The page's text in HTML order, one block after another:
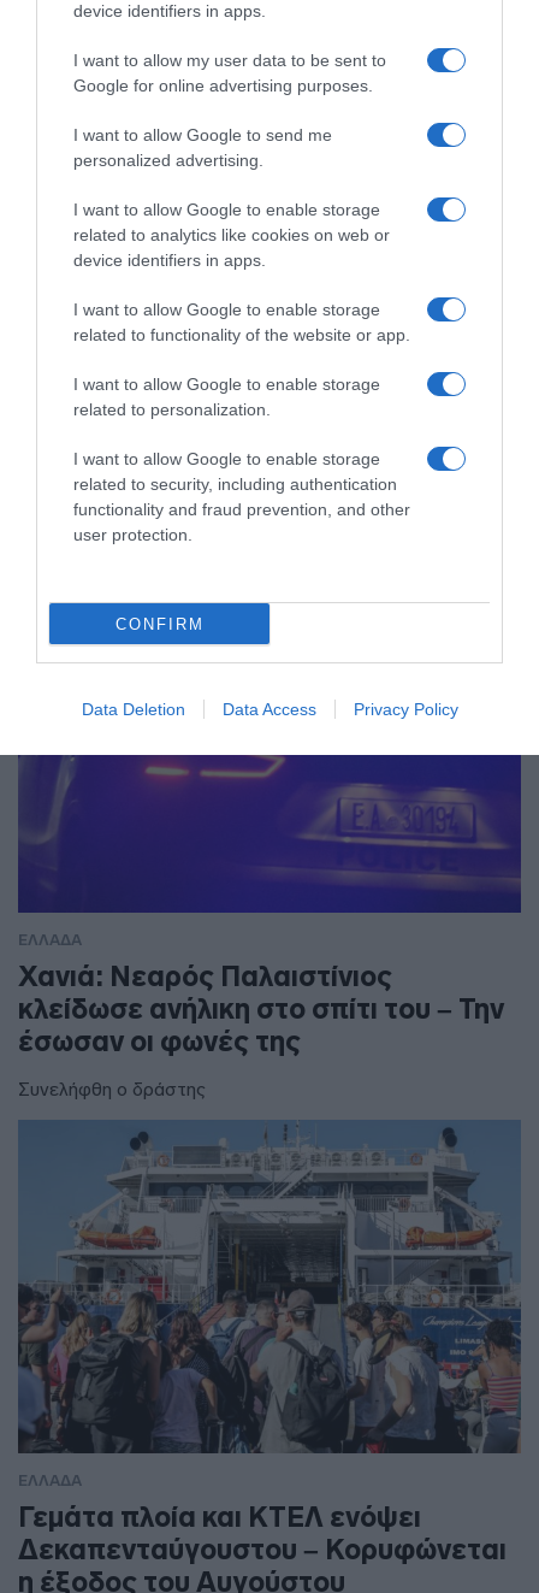
device identifiers in apps.
I want to allow my user data to be sent to
Google for online advertising purposes.
I want to allow Google to send me
personalized advertising.
I want to allow Google to enable storage
related to analytics like cookies on web or
device identifiers in apps.
I want to allow Google to enable storage
related to functionality of the website or app.
I want to allow Google to enable storage
related to personalization.
I want to allow Google to enable storage
related to security, including authentication
functionality and fraud prevention, and other
user protection.
CONFIRM
Data Deletion Data Access Privacy Policy
ΕΛΛΑΔΑ
ΕΛΛΑΔΑ
Χανιά: Νεαρός Παλαιστίνιος
κλείδωσε ανήλικη στο σπίτι του – Την
έσωσαν οι φωνές της
Συνελήφθη ο δράστης
ΕΛΛΑΔΑ
Γεμάτα πλοία και ΚΤΕΛ ενόψει
Δεκαπενταύγουστου – Κορυφώνεται
η έξοδος του Αυγούστου